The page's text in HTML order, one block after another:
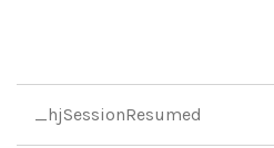
_hjSessionResumed